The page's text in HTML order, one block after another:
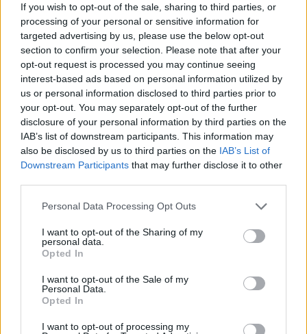
If you wish to opt-out of the sale, sharing to third parties, or
processing of your personal or sensitive information for
targeted advertising by us, please use the below opt-out
section to confirm your selection. Please note that after your
opt-out request is processed you may continue seeing
interest-based ads based on personal information utilized by
us or personal information disclosed to third parties prior to
your opt-out. You may separately opt-out of the further
disclosure of your personal information by third parties on the
IAB’s list of downstream participants. This information may
also be disclosed by us to third parties on the IAB’s List of
Downstream Participants that may further disclose it to other
Personal Data Processing Opt Outs
I want to opt-out of the Sharing of my
personal data.
Opted In
I want to opt-out of the Sale of my
Personal Data.
Opted In
I want to opt-out of processing my
OscarCför 12 år sedan
Ja aktier e mkt tråkigare att äga ! =)
eastmotorsportför 12 år sedan
Läckert!
TOBBA242 för 12 år sedan
Nice. Sådan hjälp kan man aldrig få för
mycket av =)
snake4toy för 12 år sedan
OscarCför 12 år sedan
eastmotorsport
jonte_turboför 12 år sedan
Hmm... Himla konstigt jag aldrig hittar sån
här mek hjälp till min Pv... Fina bilder! :)